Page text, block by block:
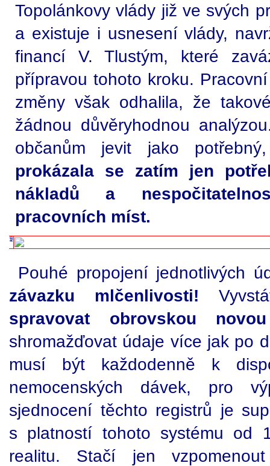
Topolánkovy vlády již ve svých
a existuje i usnesení vlády,
financí V. Tlustým, které
přípravou tohoto kroku.
změny však odhalila, že
žádnou důvěryhodnou
občanům jevit jako
prokázala se zatím jen
nákladů a
pracovních míst.
Pouhé propojení jednotlivých
závazku mlčenlivosti!
spravovat obrovskou
shromažďovat údaje více jak po
musí být každodenně k
nemocenských dávek, pro
sjednocení těchto registrů je
s platností tohoto systému od
realitu. Stačí jen